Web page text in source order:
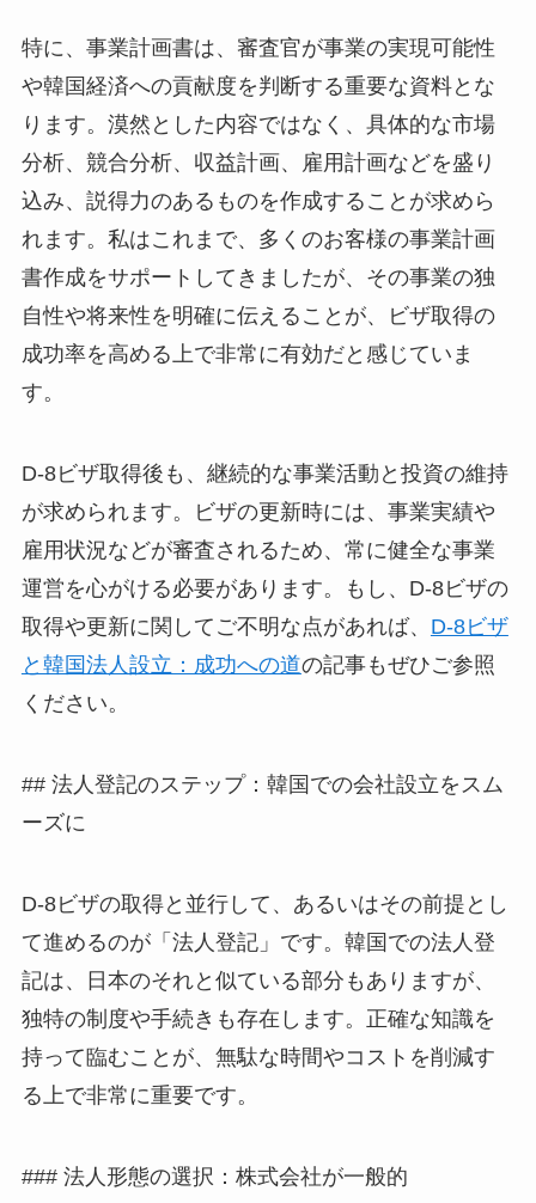
特に、事業計画書は、審査官が事業の実現可能性
や韓国経済への貢献度を判断する重要な資料とな
ります。漠然とした内容ではなく、具体的な市場
分析、競合分析、収益計画、雇用計画などを盛り
込み、説得力のあるものを作成することが求めら
れます。私はこれまで、多くのお客様の事業計画
書作成をサポートしてきましたが、その事業の独
自性や将来性を明確に伝えることが、ビザ取得の
成功率を高める上で非常に有効だと感じていま
す。
D-8ビザ取得後も、継続的な事業活動と投資の維持
が求められます。ビザの更新時には、事業実績や
雇用状況などが審査されるため、常に健全な事業
運営を心がける必要があります。もし、D-8ビザの
取得や更新に関してご不明な点があれば、 D-8ビザ
と韓国法人設立：成功への道の記事もぜひご参照
ください。
## 法人登記のステップ：韓国での会社設立をスム
ーズに
D-8ビザの取得と並行して、あるいはその前提とし
て進めるのが「法人登記」です。韓国での法人登
記は、日本のそれと似ている部分もありますが、
独特の制度や手続きも存在します。正確な知識を
持って臨むことが、無駄な時間やコストを削減す
る上で非常に重要です。
### 法人形態の選択：株式会社が一般的